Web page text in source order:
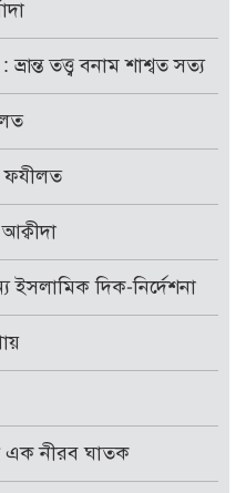
তত্ত্ব বনাম শাশ্বত সত্য
ফযীলত
ইসলামিক দিক-নির্দেশনা
এক নীরব ঘাতক